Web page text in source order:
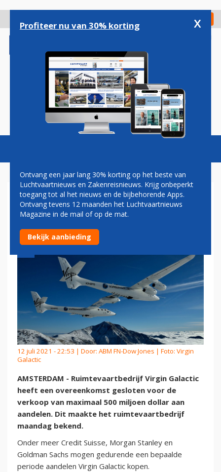
gaan
Check in
Magazine Podcasts Vacatures
VIRGIN GALACTIC KONDIGT
AANDELENEMISSIE AAN
12 juli 2021 - 22:53 | Door: ABM FN-Dow Jones | Foto: Virgin
Galactic
AMSTERDAM - Ruimtevaartbedrijf Virgin Galactic
heeft een overeenkomst gesloten voor de
verkoop van maximaal 500 miljoen dollar aan
aandelen. Dit maakte het ruimtevaartbedrijf
maandag bekend.
Onder meer Credit Suisse, Morgan Stanley en
Goldman Sachs mogen gedurende een bepaalde
periode aandelen Virgin Galactic kopen.
Profiteer nu van 30% korting x
Ontvang een jaar lang 30% korting op het beste van
Luchtvaartnieuws en Zakenreisnieuws. Krijg onbeperkt
toegang tot al het nieuws en de bijbehorende Apps.
Ontvang tevens 12 maanden het Luchtvaartnieuws
Magazine in de mail of op de mat.
Bekijk aanbieding